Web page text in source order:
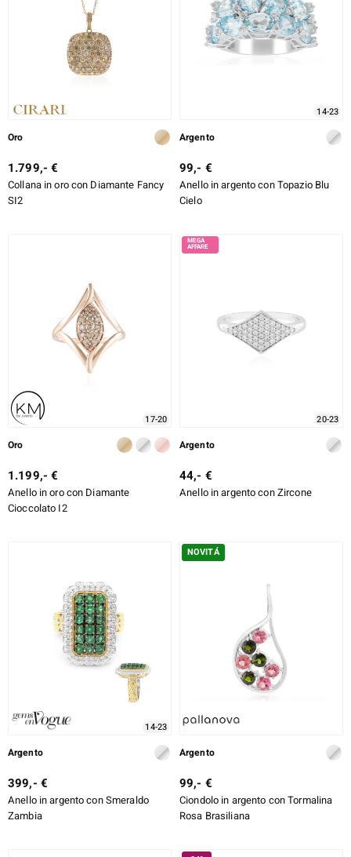
Oro
1.799,- €
Collana in oro con Diamante Fancy
SI2
14-23
Argento
99,- €
Anello in argento con Topazio Blu
Cielo
17-20
Oro
1.199,- €
Anello in oro con Diamante
Cioccolato I2
20-23
Argento
44,- €
Anello in argento con Zircone
14-23
Argento
399,- €
Anello in argento con Smeraldo
Zambia
NOVITÁ
Argento
99,- €
Ciondolo in argento con Tormalina
Rosa Brasiliana